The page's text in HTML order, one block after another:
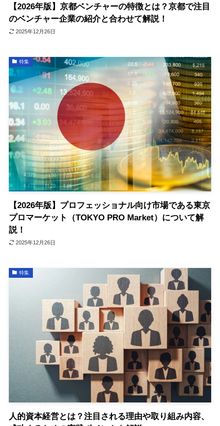
【2026年版】京都ベンチャーの特徴とは？京都で注目
のベンチャー企業の紹介と合わせて解説！
2025年12月26日
特集
【2026年版】プロフェッショナル向け市場である東京
プロマーケット（TOKYO PRO Market）について解
説！
2025年12月26日
特集
人的資本経営とは？注目される理由や取り組み内容、